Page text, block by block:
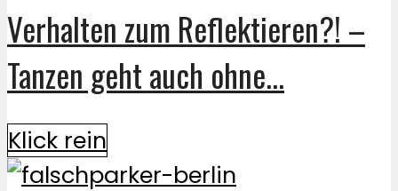
Verhalten zum Reflektieren?! –
Tanzen geht auch ohne...
Klick rein